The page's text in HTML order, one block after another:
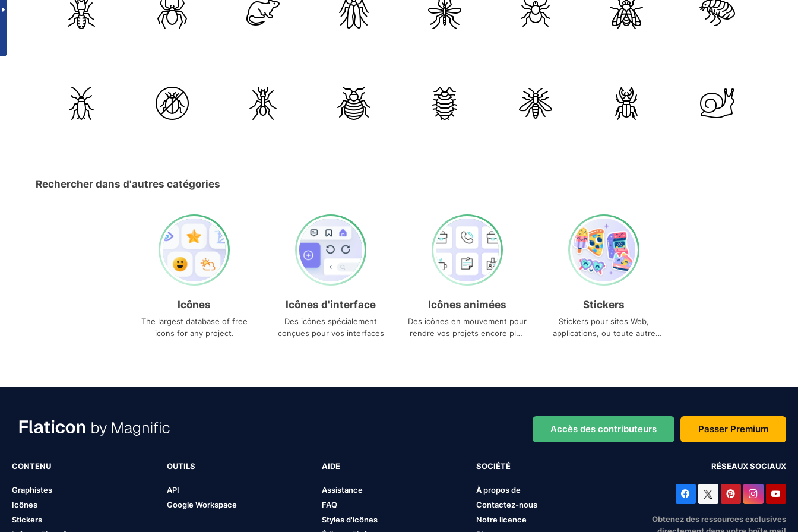
Rechercher dans d'autres catégories
Icônes
The largest database of free
icons for any project.
Icônes d'interface
Des icônes spécialement
conçues pour vos interfaces
Icônes animées
Des icônes en mouvement pour
rendre vos projets encore plus
Stickers
Stickers pour sites Web,
applications, ou toute autre
Accès des contributeurs Passer Premium
CONTENU
Graphistes
Icônes
Stickers
OUTILS
API
Google Workspace
AIDE
Assistance
FAQ
Styles d'icônes
SOCIÉTÉ
À propos de
Contactez-nous
Notre licence
RÉSEAUX SOCIAUX
Obtenez des ressources exclusives